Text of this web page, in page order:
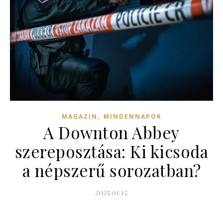
MAGAZIN , MINDENNAPOK
A Downton Abbey
szereposztása: Ki kicsoda
a népszerű sorozatban?
2025.01.15.